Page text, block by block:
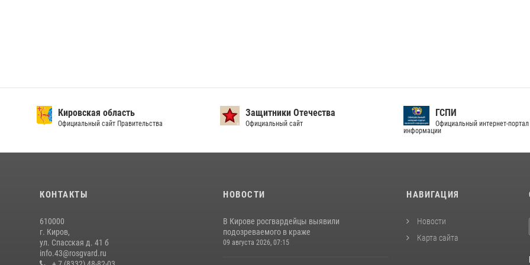
Кировская область
Официальный сайт Правительства
Защитники Отечества
Официальный сайт
ГСПИ
Официальный интернет-
информации
КОНТАКТЫ
610000
г. Киров,
ул. Спасская д. 41 б
info.43@rosgvard.ru
НОВОСТИ
В Кирове росгвардейцы выявили
подозреваемого в краже
09 августа 2026, 07:15
НАВИГАЦИЯ
Новости
Карта сайта